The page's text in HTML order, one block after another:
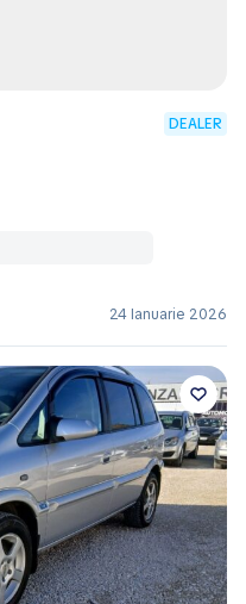
DEALER
24 Ianuarie 2026